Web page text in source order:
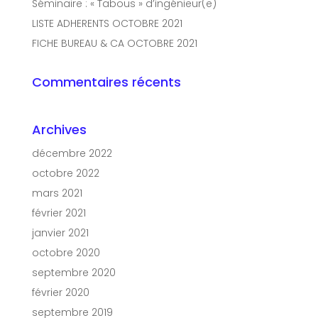
Séminaire : « Tabous » d’ingénieur(e)
LISTE ADHERENTS OCTOBRE 2021
FICHE BUREAU & CA OCTOBRE 2021
Commentaires récents
Archives
décembre 2022
octobre 2022
mars 2021
février 2021
janvier 2021
octobre 2020
septembre 2020
février 2020
septembre 2019